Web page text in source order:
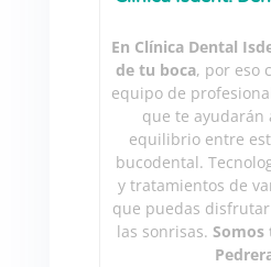
En Clínica Dental
de tu boca, por eso
equipo de
que te ayudarán
equilibrio entre
bucodental.
y tratamientos de
que puedas
las sonrisas.